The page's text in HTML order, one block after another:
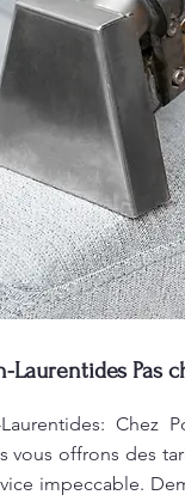
Pas
Chez
offrons des
impeccable.